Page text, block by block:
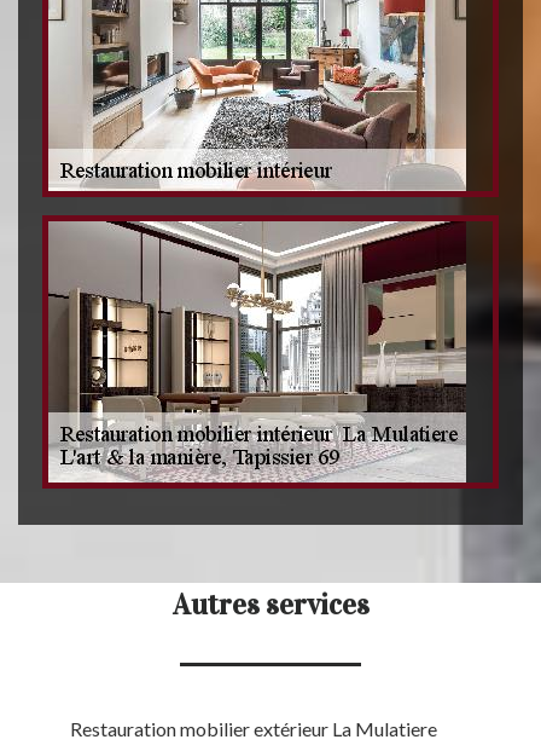
Autres services
Restauration mobilier extérieur La Mulatiere